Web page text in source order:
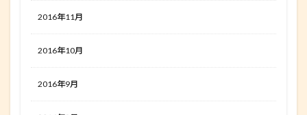
2016年11月
2016年10月
2016年9月